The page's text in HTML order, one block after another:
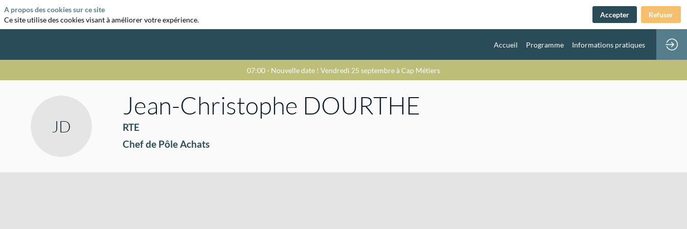
Accueil Programme Informations pratiques
07:00- Nouvelle date ! Vendredi 25 septembre à Cap Métiers
JD
Jean-Christophe DOURTHE
RTE
Chef de Pôle Achats
A propos des cookies sur ce site
Ce site utilise des cookies visant à améliorer votre expérience.
Accepter Refuser